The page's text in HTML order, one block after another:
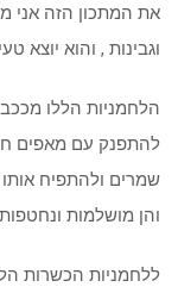
את המתכון הזה אני
וגבינות , והוא יוצא
הלחמניות הללו
להתפנק עם מאפים
שמרים ולהתפיח
והן מושלמות
ללחמניות הכשרות